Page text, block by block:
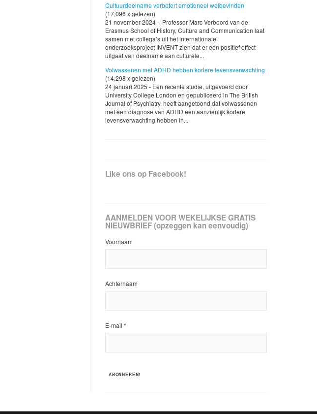
Cultuurdeelname verbetert emotioneel welbevinden
(17,096 x gelezen)
21 november 2024 - Professor Marc Verboord van de
Erasmus School of History, Culture and Communication laat
samen met collega’s uit het internationale
onderzoeksproject INVENT zien dat er een positief effect
uitgaat van deelname aan culturele...
Volwassenen met ADHD hebben kortere levensverwachting
(14,298 x gelezen)
24 januari 2025 - Een recente studie, uitgevoerd door
University College London en gepubliceerd in The British
Journal of Psychiatry, heeft aangetoond dat volwassenen
met een diagnose van ADHD een aanzienlijk kortere
levensverwachting hebben in...
Like ons op Facebook!
AANMELDEN VOOR WEKELIJKSE GRATIS
NIEUWBRIEF (opzeggen kan eenvoudig)
Voornaam
Achternaam
E-mail *